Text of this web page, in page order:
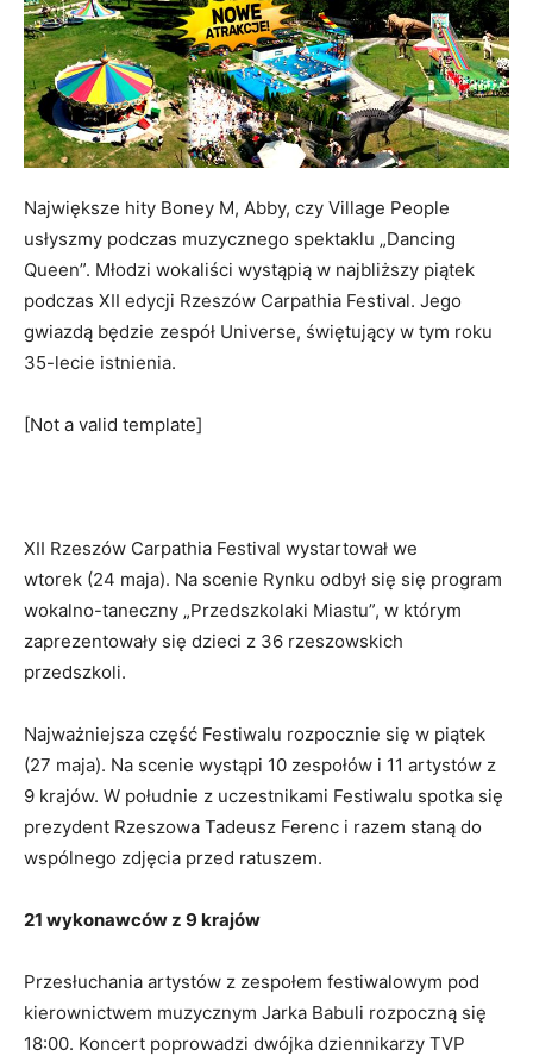
Największe hity Boney M, Abby, czy Village People
usłyszmy podczas muzycznego spektaklu „Dancing
Queen”. Młodzi wokaliści wystąpią w najbliższy piątek
podczas XII edycji Rzeszów Carpathia Festival. Jego
gwiazdą będzie zespół Universe, świętujący w tym roku
35-lecie istnienia.
[Not a valid template]
XII Rzeszów Carpathia Festival wystartował we
wtorek (24 maja). Na scenie Rynku odbył się się program
wokalno-taneczny „Przedszkolaki Miastu”, w którym
zaprezentowały się dzieci z 36 rzeszowskich
przedszkoli.
Najważniejsza część Festiwalu rozpocznie się w piątek
(27 maja). Na scenie wystąpi 10 zespołów i 11 artystów z
9 krajów. W południe z uczestnikami Festiwalu spotka się
prezydent Rzeszowa Tadeusz Ferenc i razem staną do
wspólnego zdjęcia przed ratuszem.
21 wykonawców z 9 krajów
Przesłuchania artystów z zespołem festiwalowym pod
kierownictwem muzycznym Jarka Babuli rozpoczną się
18:00. Koncert poprowadzi dwójka dziennikarzy TVP